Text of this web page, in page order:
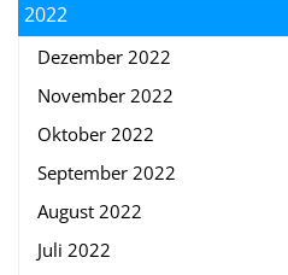
2022
Dezember 2022
November 2022
Oktober 2022
September 2022
August 2022
Juli 2022